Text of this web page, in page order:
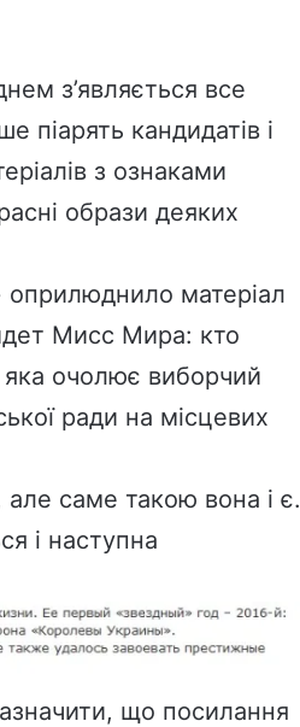
з’являється все
піарять кандидатів і
з ознаками
образи деяких
оприлюднило матеріал
Мисс Мира: кто
очолює виборчий
ради на місцевих
саме такою вона і є.
і наступна
що посилання